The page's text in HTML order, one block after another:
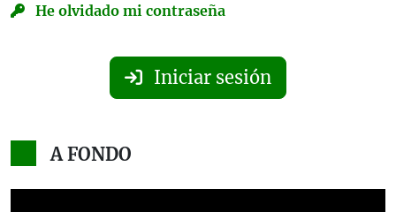
He olvidado mi contraseña
Iniciar sesión
A FONDO